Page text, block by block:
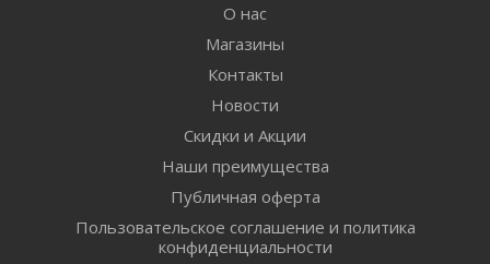
О нас
Магазины
Контакты
Новости
Скидки и Акции
Наши преимущества
Публичная оферта
Пользовательское соглашение и политика
конфиденциальности